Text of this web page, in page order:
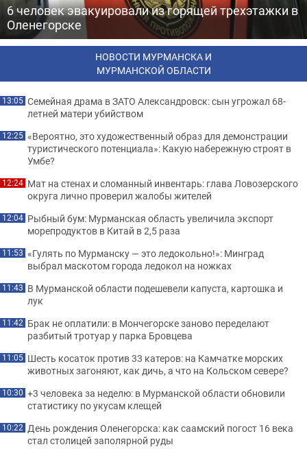
6 человек эвакуировали из горящей трехэтажки в
Оленегорске
НОВОСТИ МУРМАНСКА И
МУРМАНСКОЙ ОБЛАСТИ
13:05 Семейная драма в ЗАТО Александровск: сын угрожал 68-
летней матери убийством
12:25 «Вероятно, это художественный образ для демонстрации
туристического потенциала»: Какую набережную строят в
Умбе?
12:24 Мат на стенах и сломанный инвентарь: глава Ловозерского
округа лично проверил жалобы жителей
12:04 Рыбный бум: Мурманская область увеличила экспорт
морепродуктов в Китай в 2,5 раза
11:53 «Гулять по Мурманску — это ледокольно!»: Минград
выбрал маскотом города ледокол на ножках
11:43 В Мурманской области подешевели капуста, картошка и
лук
11:42 Брак не оплатили: в Мончегорске заново переделают
разбитый тротуар у парка Бровцева
11:05 Шесть косаток против 33 катеров: на Камчатке морских
животных загоняют, как дичь, а что на Кольском севере?
10:30 +3 человека за неделю: в Мурманской области обновили
статистику по укусам клещей
10:22 День рождения Оленегорска: как саамский погост 16 века
стал столицей заполярной руды